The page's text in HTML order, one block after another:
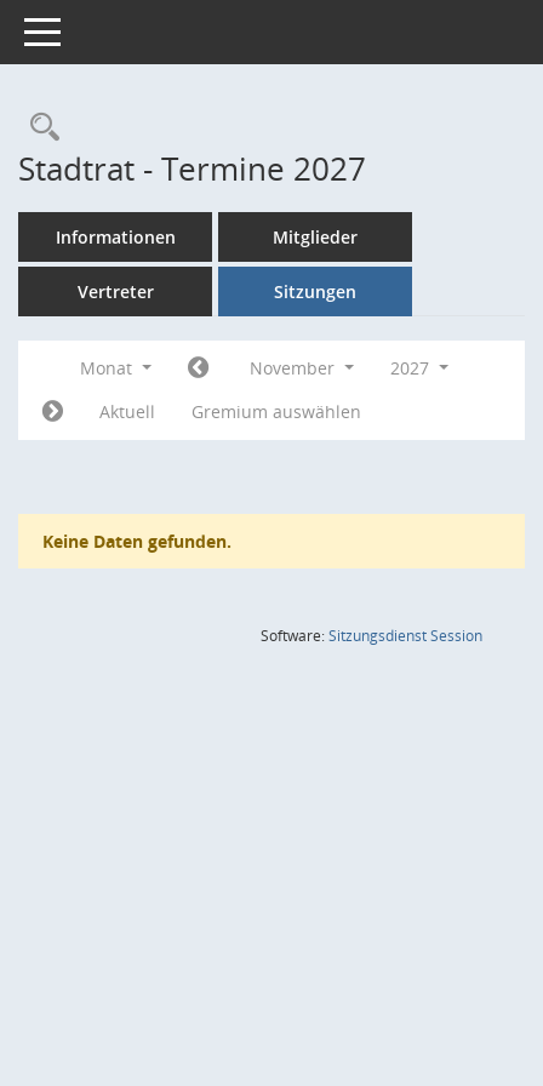
Toggle navigation
Rechercheauswahl
Stadtrat - Termine 2027
Informationen Mitglieder
Vertreter Sitzungen
Monat November
2027
Aktuell
Gremium auswählen
Keine Daten gefunden.
Software:SitzungsdienstSession(Wird in